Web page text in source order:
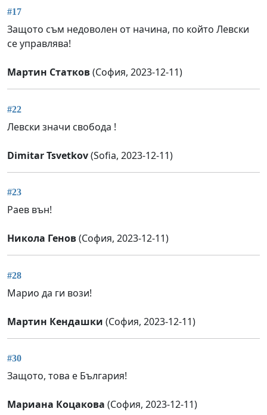
#17
Защото съм недоволен от начина, по който Левски
се управлява!
Мартин Статков(София, 2023-12-11)
#22
Левски значи свобода !
Dimitar Tsvetkov(Sofia, 2023-12-11)
#23
Раев вън!
Никола Генов(София, 2023-12-11)
#28
Марио да ги вози!
Мартин Кендашки (София, 2023-12-11)
#30
Защото, това е България!
Мариана Коцакова (София, 2023-12-11)